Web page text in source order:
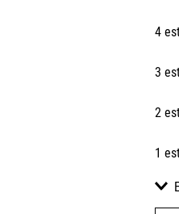
4
3
2
1